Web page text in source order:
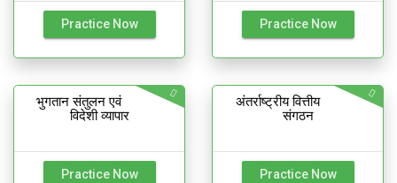
Practice Now Practice Now
भुगतान संतुलन एवं
विदेशी व्यापार
Practice Now
अंतर्राष्ट्रीय वित्तीय
संगठन
Practice Now